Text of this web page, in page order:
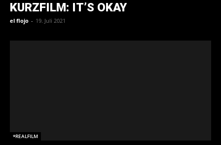
KURZFILM: IT’S OKAY
el flojo - 19. Juli 2021
*REALFILM